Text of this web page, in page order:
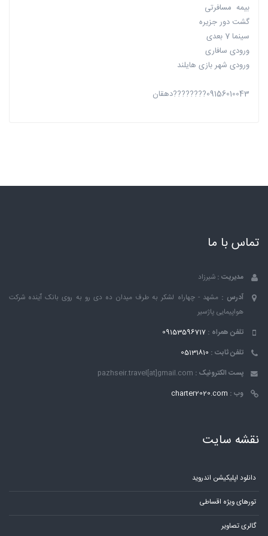
بیمه مسافرتی
گشت دور جزیره
سینما 7 بعدی
ورودی سافاری
ورودی شهر بازی هایلند
09156010043????????دهقان
تماس با ما
مدیریت : شیرزاد
آدرس : مشهد - چهاراه لشکر به طرف میدان ده دی رو به روی بانک ٱینده شرکت
هواپیمایی پاژسیر
تلفن همراه : 09153596717
تلفن ثابت : 05131810
پست الکترونیک : pazhseir.travel[at]gmail.com
وب : charter2020.com
نقشه سایت
دانلود اپلیکیشن اندروید
تورهای ویژه اقساطی
گالری تصاویر